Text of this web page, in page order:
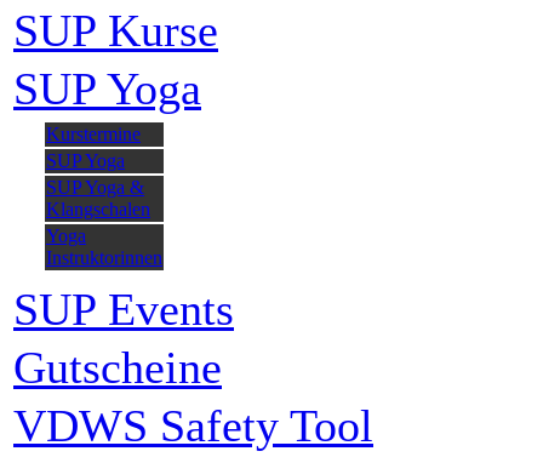
SUP Kurse
SUP Yoga
Kurstermine
SUP Yoga
SUP Yoga &
Klangschalen
Yoga
Instruktorinnen
SUP Events
Gutscheine
VDWS Safety Tool